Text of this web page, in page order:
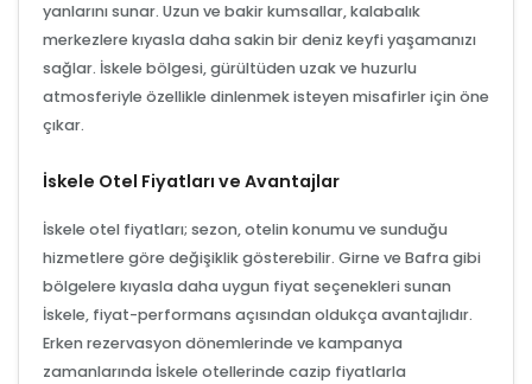
yanlarını sunar. Uzun ve bakir kumsallar, kalabalık
merkezlere kıyasla daha sakin bir deniz keyfi yaşamanızı
sağlar. İskele bölgesi, gürültüden uzak ve huzurlu
atmosferiyle özellikle dinlenmek isteyen misafirler için öne
çıkar.
İskele Otel Fiyatları ve Avantajlar
İskele otel fiyatları; sezon, otelin konumu ve sunduğu
hizmetlere göre değişiklik gösterebilir. Girne ve Bafra gibi
bölgelere kıyasla daha uygun fiyat seçenekleri sunan
İskele, fiyat-performans açısından oldukça avantajlıdır.
Erken rezervasyon dönemlerinde ve kampanya
zamanlarında İskele otellerinde cazip fiyatlarla